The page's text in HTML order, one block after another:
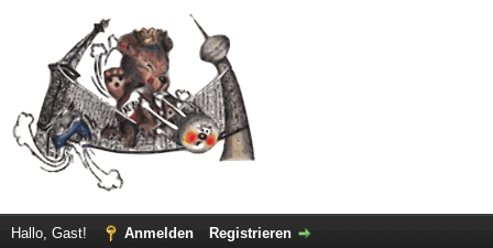
Hallo, Gast! Anmelden Registrieren